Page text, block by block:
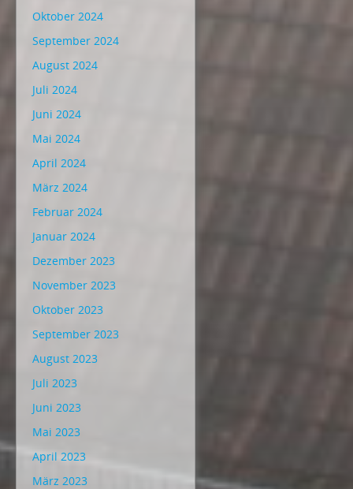
Oktober 2024
September 2024
August 2024
Juli 2024
Juni 2024
Mai 2024
April 2024
März 2024
Februar 2024
Januar 2024
Dezember 2023
November 2023
Oktober 2023
September 2023
August 2023
Juli 2023
Juni 2023
Mai 2023
April 2023
März 2023